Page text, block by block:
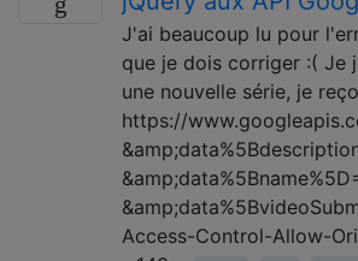
J'ai beaucoup lu pour
que je dois corriger :( Je
une nouvelle série, je
https://
Access-Control-Allow-